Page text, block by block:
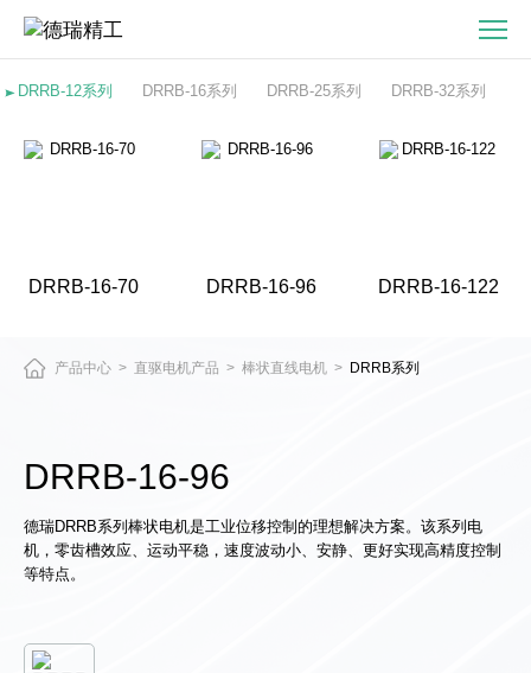
DRRB-
16-
96-
直DRRB-12系列 DRRB-16系列 DRRB-25系列 DRRB-32系列
DRRB-16-70 DRRB-16-96 DRRB-16-122
产品中心 > 直驱电机产品 > 棒状直线电机 > DRRB系列
DRRB-16-96
德瑞DRRB系列棒状电机是工业位移控制的理想解决方案。该系列电
机，零齿槽效应、运动平稳，速度波动小、安静、更好实现高精度控制
等特点。